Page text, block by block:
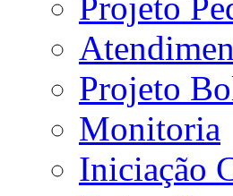
Projeto
Monitoria
Iniciação